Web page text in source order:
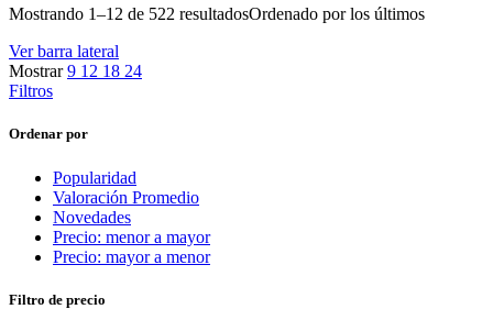
Mostrando 1–12 de 522 resultadosOrdenado por los últimos
Ver barra lateral
Mostrar9 12 18 24
Filtros
Ordenar por
Popularidad
Valoración Promedio
Novedades
Precio: menor a mayor
Precio: mayor a menor
Filtro de precio